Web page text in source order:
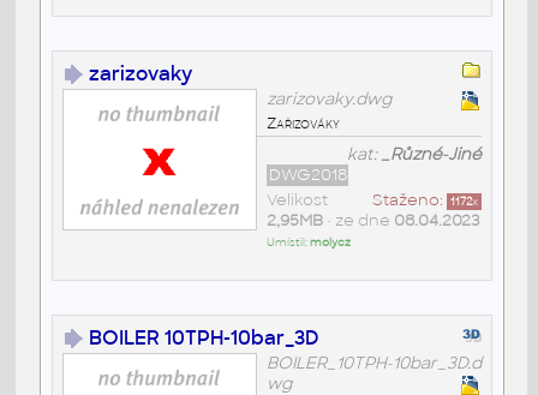
zarizovaky
zarizovaky.dwg
Zařizováky
kat:_Různé-Jiné
DWG2018
Staženo: 1172x
Velikost
2,95MB• ze dne 08.04.2023
Umístil:molycz
BOILER 10TPH-10bar_3D
BOILER_10TPH-10bar_3D.d
wg